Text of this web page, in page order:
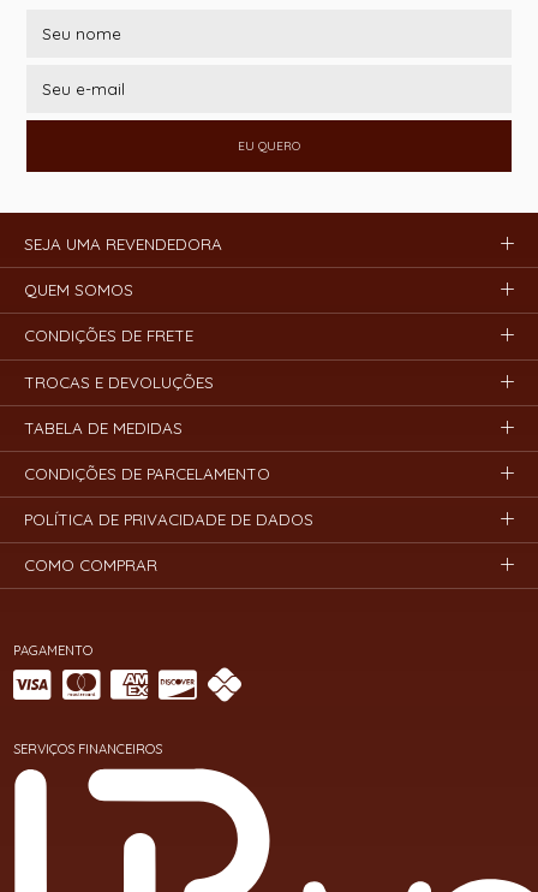
EU QUERO
PAGAMENTO
SERVIÇOS FINANCEIROS
SEJA UMA REVENDEDORA
QUEM SOMOS
CONDIÇÕES DE FRETE
TROCAS E DEVOLUÇÕES
TABELA DE MEDIDAS
CONDIÇÕES DE PARCELAMENTO
POLÍTICA DE PRIVACIDADE DE DADOS
COMO COMPRAR